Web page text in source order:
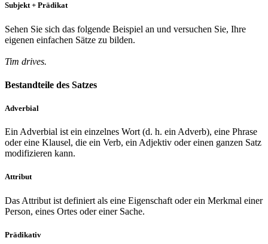
Subjekt + Prädikat
Sehen Sie sich das folgende Beispiel an und versuchen Sie, Ihre
eigenen einfachen Sätze zu bilden.
Tim drives.
Bestandteile des Satzes
Adverbial
Ein Adverbial ist ein einzelnes Wort (d. h. ein Adverb), eine Phrase
oder eine Klausel, die ein Verb, ein Adjektiv oder einen ganzen Satz
modifizieren kann.
Attribut
Das Attribut ist definiert als eine Eigenschaft oder ein Merkmal einer
Person, eines Ortes oder einer Sache.
Prädikativ